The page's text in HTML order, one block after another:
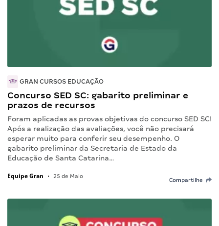
GRAN CURSOS EDUCAÇÃO
Concurso SED SC: gabarito preliminar e
prazos de recursos
Foram aplicadas as provas objetivas do concurso SED SC!
Após a realização das avaliações, você não precisará
esperar muito para conferir seu desempenho. O
gabarito preliminar da Secretaria de Estado da
Educação de Santa Catarina…
Equipe Gran • 25 de Maio
Compartilhe